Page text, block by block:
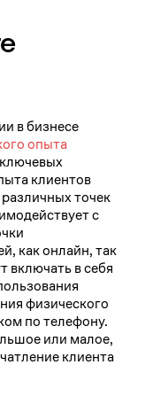
в бизнесе
опыта
клиентов
точек
с
как онлайн, так
включать в себя
физического
по телефону.
или малое,
клиента